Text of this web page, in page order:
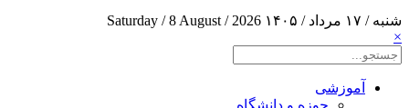
شنبه / ۱۷ مرداد / ۱۴۰۵
Saturday / 8 August / 2026
×
آموزشی
حوزه و دانشگاه